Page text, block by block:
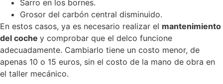
Sarro en los bornes.
Grosor del carbón central disminuido.
En estos casos, ya es necesario realizar el mantenimiento
del coche y comprobar que el delco funcione
adecuadamente. Cambiarlo tiene un costo menor, de
apenas 10 o 15 euros, sin el costo de la mano de obra en
el taller mecánico.